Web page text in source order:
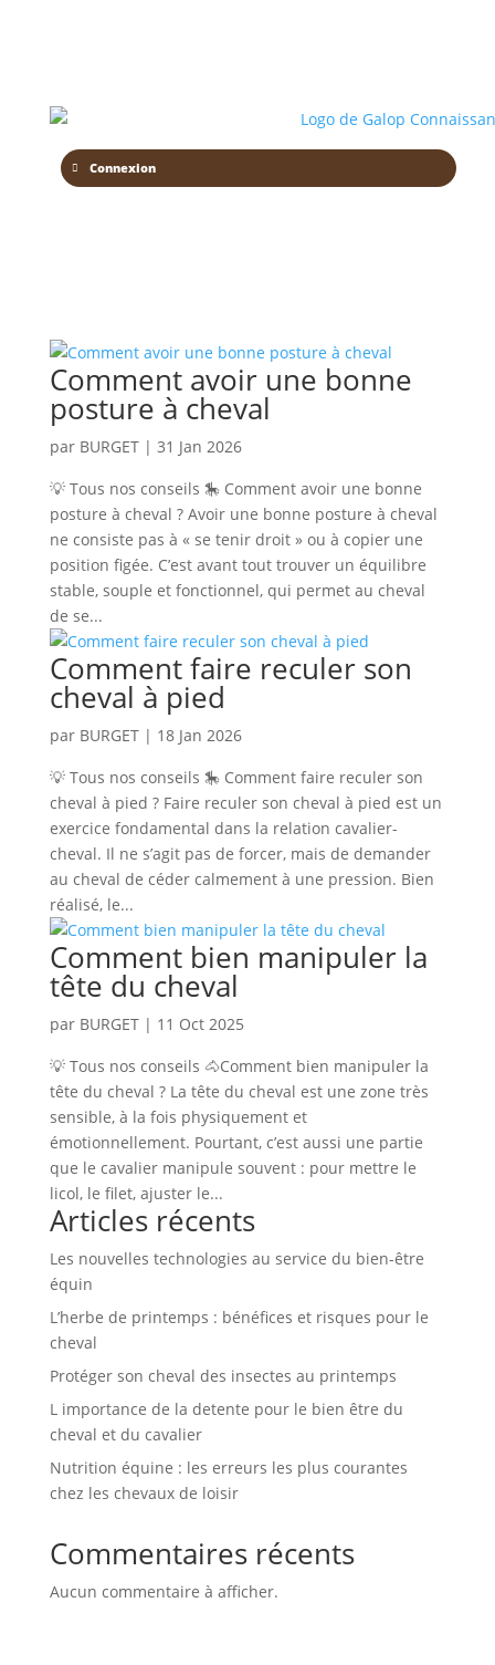
Connexion
Comment avoir une bonne
posture à cheval
par BURGET| 31 Jan 2026
💡 Tous nos conseils 🎠 Comment avoir une bonne
posture à cheval ? Avoir une bonne posture à cheval
ne consiste pas à « se tenir droit » ou à copier une
position figée. C’est avant tout trouver un équilibre
stable, souple et fonctionnel, qui permet au cheval
de se...
Comment faire reculer son
cheval à pied
par BURGET| 18 Jan 2026
💡 Tous nos conseils 🎠 Comment faire reculer son
cheval à pied ? Faire reculer son cheval à pied est un
exercice fondamental dans la relation cavalier-
cheval. Il ne s’agit pas de forcer, mais de demander
au cheval de céder calmement à une pression. Bien
réalisé, le...
Comment bien manipuler la
tête du cheval
par BURGET| 11 Oct 2025
💡 Tous nos conseils 🐴Comment bien manipuler la
tête du cheval ? La tête du cheval est une zone très
sensible, à la fois physiquement et
émotionnellement. Pourtant, c’est aussi une partie
que le cavalier manipule souvent : pour mettre le
licol, le filet, ajuster le...
Articles récents
Les nouvelles technologies au service du bien-être
équin
L’herbe de printemps : bénéfices et risques pour le
cheval
Protéger son cheval des insectes au printemps
L importance de la detente pour le bien être du
cheval et du cavalier
Nutrition équine : les erreurs les plus courantes
chez les chevaux de loisir
Commentaires récents
Aucun commentaire à afficher.